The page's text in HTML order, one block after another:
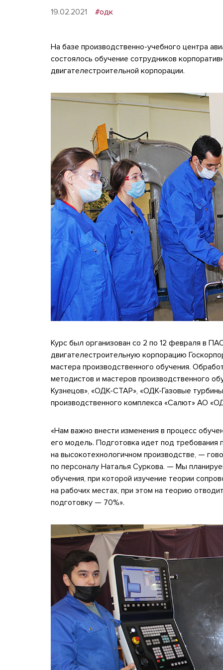
19.02.2021 #одк
На базе производственно-учебного центра
состоялось обучение сотрудников
двигателестроительной корпорации.
Курс был организован cо 2 по 12 февраля в
двигателестроительную корпорацию
мастера производственного обучения.
методистов и мастеров производственного
Кузнецов», «ОДК-СТАР», «ОДК-Газовые
производственного комплекса «Салют» АО
«Нам важно внести изменения в процесс
его модель. Подготовка идет под требования
на высокотехнологичном производстве, —
по персоналу Наталья Суркова. — Мы
обучения, при которой изучение теории
на рабочих местах, при этом на теорию
подготовку — 70%».